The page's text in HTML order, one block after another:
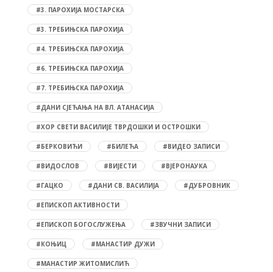
#3. ПАРОХИЈА МОСТАРСКА
#3. ТРЕБИЊСКА ПАРОХИЈА
#4. ТРЕБИЊСКА ПАРОХИЈА
#6. ТРЕБИЊСКА ПАРОХИЈА
#7. ТРЕБИЊСКА ПАРОХИЈА
#ДАНИ СЈЕЋАЊА НА ВЛ. АТАНАСИЈА
#ХОР СВЕТИ ВАСИЛИЈЕ ТВРДОШКИ И ОСТРОШКИ
#БЕРКОВИЋИ #БИЛЕЋА #ВИДЕО ЗАПИСИ
#ВИДОСЛОВ #ВИЈЕСТИ #ВЈЕРОНАУКА
#ГАЦКО #ДАНИ СВ. ВАСИЛИЈА #ДУБРОВНИК
#ЕПИСКОП АКТИВНОСТИ
#ЕПИСКОП БОГОСЛУЖЕЊА #ЗВУЧНИ ЗАПИСИ
#КОЊИЦ #МАНАСТИР ДУЖИ
#МАНАСТИР ЖИТОМИСЛИЋ